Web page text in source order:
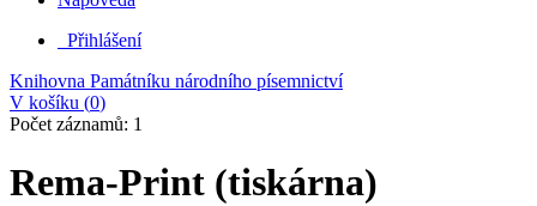
Přihlášení
Knihovna Památníku národního písemnictví
V košíku (0)
Počet záznamů: 1
Rema-Print (tiskárna)